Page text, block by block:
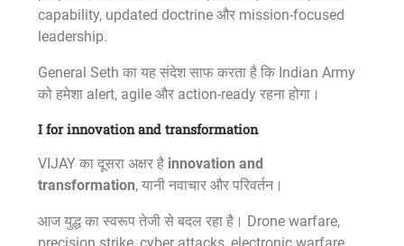
capability, updated doctrine और mission-focused
leadership.
General Seth का यह संदेश साफ करता है कि Indian Army
को हमेशा alert, agile और action-ready रहना होगा।
I for innovation and transformation
VIJAY का दूसरा अक्षर है innovation and
transformation, यानी नवाचार और परिवर्तन।
आज युद्ध का स्वरूप तेजी से बदल रहा है। Drone warfare,
precision strike, cyber attacks, electronic warfare,